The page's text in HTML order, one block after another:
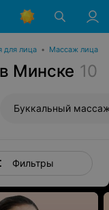
для лица • Массаж лица
Минске 10
Буккальный
Фильтры